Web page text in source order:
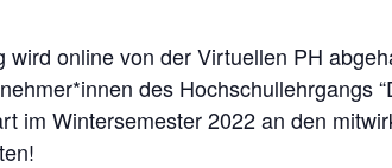
wird online von der Virtuellen PH
des Hochschullehrgangs
im Wintersemester 2022 an den